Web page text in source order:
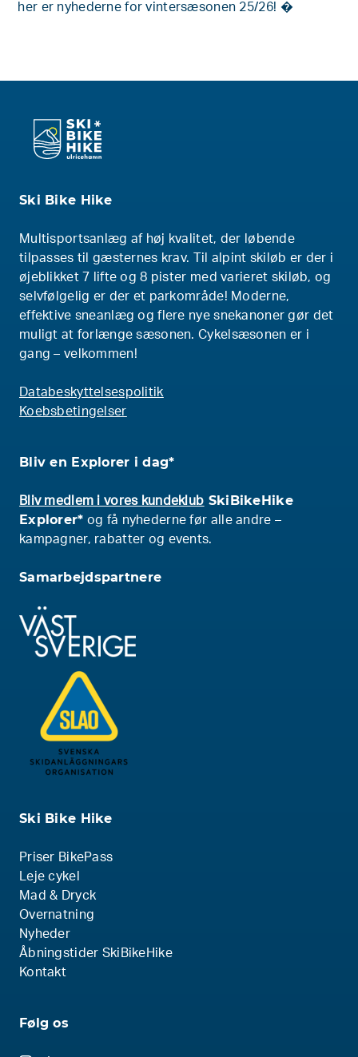
her er nyhederne for vintersæsonen 25/26! �
Ski Bike Hike
Multisportsanlæg af høj kvalitet, der løbende
tilpasses til gæsternes krav. Til alpint skiløb er der i
øjeblikket 7 lifte og 8 pister med varieret skiløb, og
selvfølgelig er der et parkområde! Moderne,
effektive sneanlæg og flere nye snekanoner gør det
muligt at forlænge sæsonen. Cykelsæsonen er i
gang – velkommen!
Databeskyttelsespolitik
Koebsbetingelser
Bliv en Explorer i dag*
Bliv medlem i vores kundeklub SkiBikeHike
Explorer* og få nyhederne før alle andre –
kampagner, rabatter og events.
Samarbejdspartnere
Ski Bike Hike
Priser BikePass
Leje cykel
Mad & Dryck
Overnatning
Nyheder
Åbningstider SkiBikeHike
Kontakt
Følg os